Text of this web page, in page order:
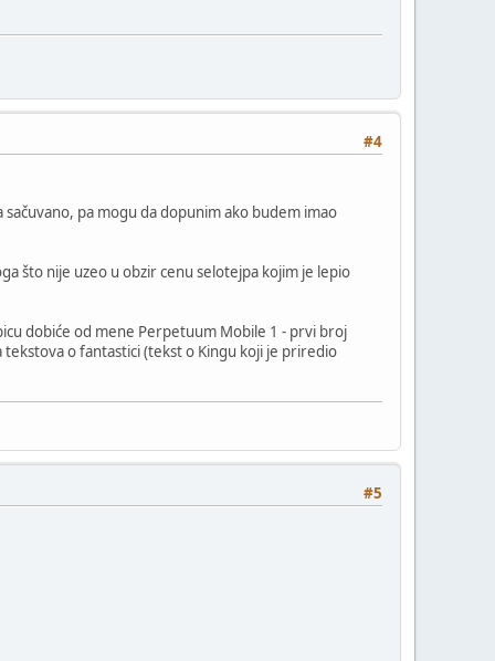
#4
pa mogu da dopunim ako budem imao
što nije uzeo u obzir cenu selotejpa kojim je lepio
dobiće od mene Perpetuum Mobile 1 - prvi broj
o fantastici (tekst o Kingu koji je priredio
#5